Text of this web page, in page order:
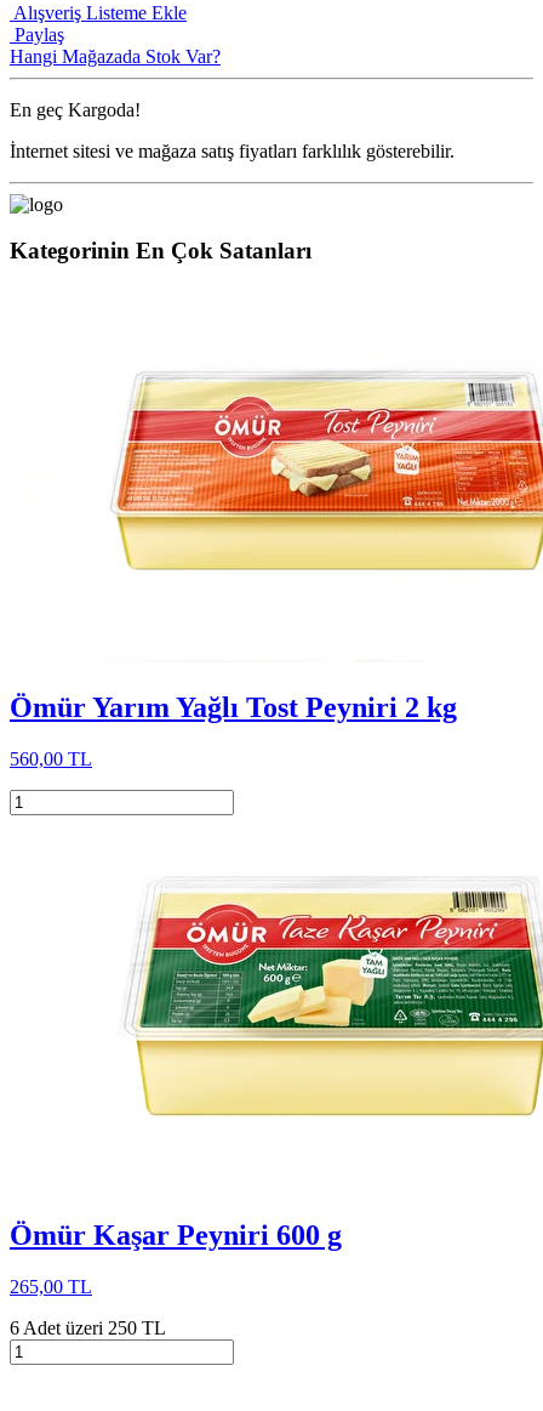
Alışveriş Listeme Ekle
Paylaş
Hangi Mağazada Stok Var?
En geç Kargoda!
İnternet sitesi ve mağaza satış fiyatları farklılık gösterebilir.
Kategorinin En Çok Satanları
Ömür Yarım Yağlı Tost Peyniri 2 kg
560,00 TL
Ömür Kaşar Peyniri 600 g
265,00 TL
6 Adet üzeri 250 TL